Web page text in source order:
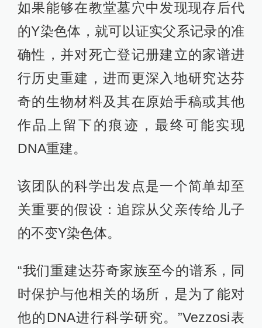
如果能够在教堂墓穴中发现现存后代
的Y染色体，就可以证实父系记录的准
确性，并对死亡登记册建立的家谱进
行历史重建，进而更深入地研究达芬
奇的生物材料及其在原始手稿或其他
作品上留下的痕迹，最终可能实现
DNA重建。
该团队的科学出发点是一个简单却至
关重要的假设：追踪从父亲传给儿子
的不变Y染色体。
“我们重建达芬奇家族至今的谱系，同
时保护与他相关的场所，是为了能对
他的DNA进行科学研究。”Vezzosi表